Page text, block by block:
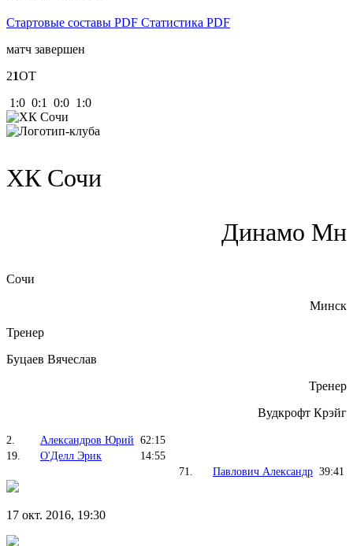
Стартовые составы PDF Статистика PDF
матч завершен
21ОТ
1:0 0:1 0:0 1:0
ХК Сочи
Динамо Мн
Сочи
Минск
Тренер
Буцаев Вячеслав
Тренер
Вудкрофт Крэйг
2. Александров Юрий 62:15
19.
О'Делл Эрик
14:55
71.
Павлович Александр 39:41
17 окт. 2016, 19:30